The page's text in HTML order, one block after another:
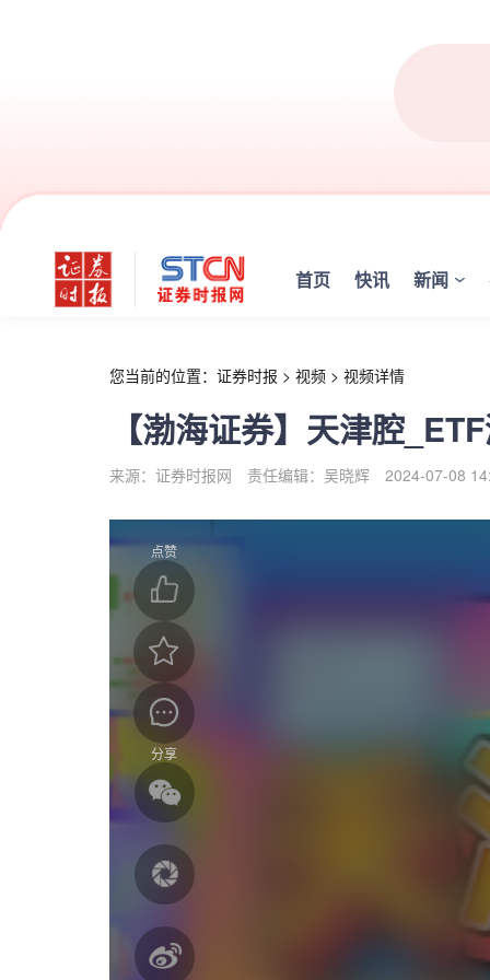
首页 快讯 新闻
您当前的位置： 证券时报 > 视频 > 视频详情
【渤海证券】天津腔
来源：证券时报网 责任编辑：吴晓辉 2024-07-08
点赞
分享